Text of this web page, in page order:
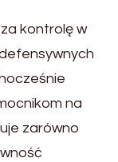
kontrolę w
na
zarówno